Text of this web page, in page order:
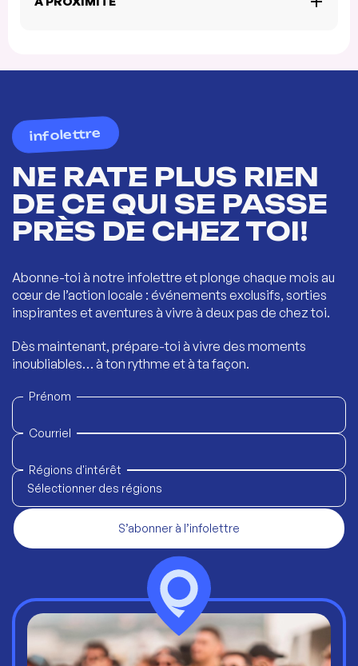
infolettre
NE RATE PLUS RIEN
DE CE QUI SE PASSE
PRÈS DE CHEZ TOI!
Abonne-toi à notre infolettre et plonge chaque mois au
cœur de l’action locale : événements exclusifs, sorties
inspirantes et aventures à vivre à deux pas de chez toi.
Dès maintenant, prépare-toi à vivre des moments
inoubliables… à ton rythme et à ta façon.
Prénom
Courriel
Régions d'intérêt
Sélectionner des régions
S’abonner à l’infolettre